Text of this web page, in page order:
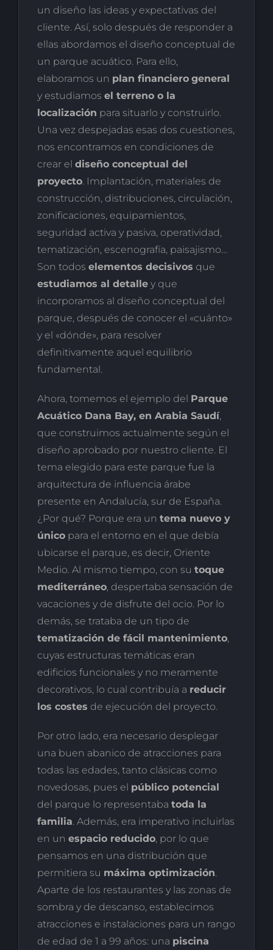
un diseño las ideas y expectativas del
cliente. Así, solo después de responder a
ellas abordamos el diseño conceptual de
un parque acuático. Para ello,
elaboramos un plan financiero general
y estudiamos el terreno o la
localización para situarlo y construirlo.
Una vez despejadas esas dos cuestiones,
nos encontramos en condiciones de
crear el diseño conceptual del
proyecto. Implantación, materiales de
construcción, distribuciones, circulación,
zonificaciones, equipamientos,
seguridad activa y pasiva, operatividad,
tematización, escenografía, paisajismo…
Son todos elementos decisivos que
estudiamos al detalley que
incorporamos al diseño conceptual del
parque, después de conocer el «cuánto»
y el «dónde», para resolver
definitivamente aquel equilibrio
fundamental.
Ahora, tomemos el ejemplo del Parque
Acuático Dana Bay, en Arabia Saudí,
que construimos actualmente según el
diseño aprobado por nuestro cliente. El
tema elegido para este parque fue la
arquitectura de influencia árabe
presente en Andalucía, sur de España.
¿Por qué? Porque era un tema nuevo y
únicopara el entorno en el que debía
ubicarse el parque, es decir, Oriente
Medio. Al mismo tiempo, con su toque
mediterráneo, despertaba sensación de
vacaciones y de disfrute del ocio. Por lo
demás, se trataba de un tipo de
tematización de fácil mantenimiento,
cuyas estructuras temáticas eran
edificios funcionales y no meramente
decorativos, lo cual contribuía a reducir
los costes de ejecución del proyecto.
Por otro lado, era necesario desplegar
una buen abanico de atracciones para
todas las edades, tanto clásicas como
novedosas, pues el público potencial
del parque lo representaba toda la
familia. Además, era imperativo incluirlas
en un espacio reducido, por lo que
pensamos en una distribución que
permitiera su máxima optimización.
Aparte de los restaurantes y las zonas de
sombra y de descanso, establecimos
atracciones e instalaciones para un rango
de edad de 1 a 99 años: una piscina